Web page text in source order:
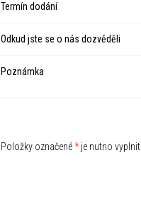
Termín dodání
Odkud jste se o nás dozvěděli
Poznámka
Položky označené*je nutno vyplnit.